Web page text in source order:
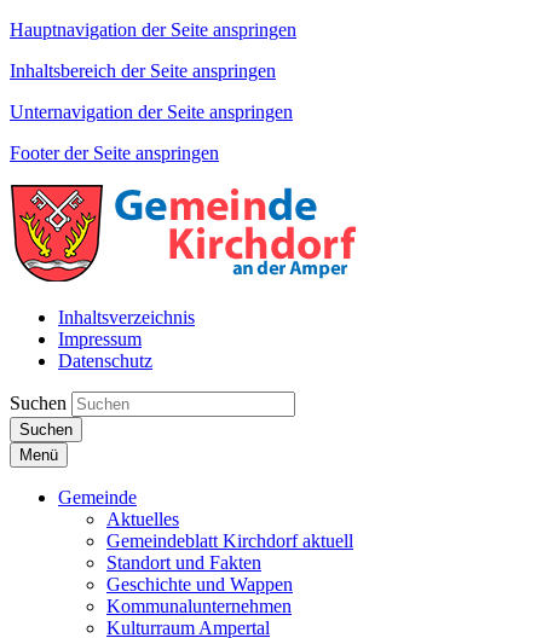
Hauptnavigation der Seite anspringen
Inhaltsbereich der Seite anspringen
Unternavigation der Seite anspringen
Footer der Seite anspringen
Inhaltsverzeichnis
Impressum
Datenschutz
Suchen
Suchen
Menü
Gemeinde
Aktuelles
Gemeindeblatt Kirchdorf aktuell
Standort und Fakten
Geschichte und Wappen
Kommunalunternehmen
Kulturraum Ampertal